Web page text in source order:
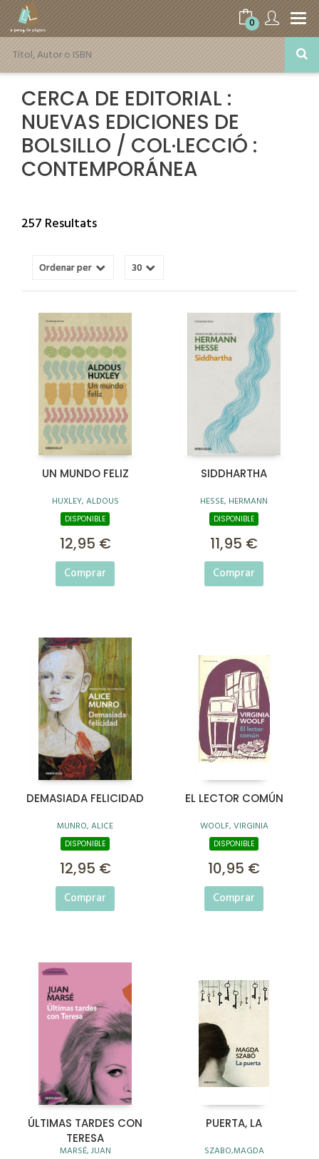
0
CERCA DE EDITORIAL :
NUEVAS EDICIONES DE
BOLSILLO / COL·LECCIÓ :
CONTEMPORÁNEA
257 Resultats
UN MUNDO FELIZ
HUXLEY, ALDOUS
DISPONIBLE
12,95 €
Comprar
SIDDHARTHA
HESSE, HERMANN
DISPONIBLE
11,95 €
Comprar
DEMASIADA FELICIDAD
MUNRO, ALICE
DISPONIBLE
12,95 €
Comprar
EL LECTOR COMÚN
WOOLF, VIRGINIA
DISPONIBLE
10,95 €
Comprar
ÚLTIMAS TARDES CON
TERESA
MARSÉ, JUAN
PUERTA, LA
SZABO,MAGDA